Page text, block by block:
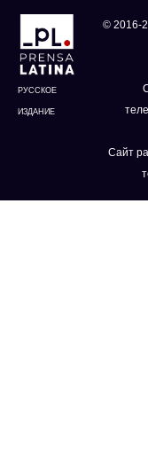
РУССКОЕ
ИЗДАНИЕ
© 2016-
Сайт